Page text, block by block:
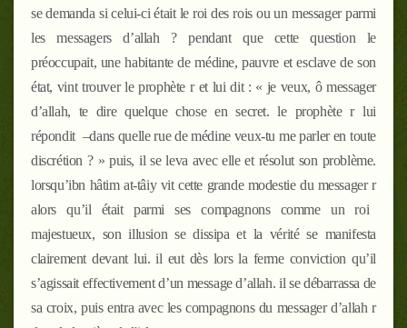
se demanda si celui-ci était le roi des rois ou un messager parmi
les messagers d’allah ? pendant que cette question le
préoccupait, une habitante de médine, pauvre et esclave de son
état, vint trouver le prophète ret lui dit : « je veux, ô messager
d’allah, te dire quelque chose en secret. le prophèterlui
répondit –dans quelle rue de médine veux-tu me parler en toute
discrétion ? » puis, il se leva avec elle et résolut son problème.
lorsqu’ibn hâtim at-tâiy vit cette grande modestie du messagerr
alors qu’il était parmi ses compagnons comme un roi
majestueux, son illusion se dissipa et la vérité se manifesta
clairement devant lui. il eut dès lors la ferme conviction qu’il
s’agissait effectivement d’un message d’allah. il se débarrassa de
sa croix, puis entra avec les compagnons du messager d’allah r